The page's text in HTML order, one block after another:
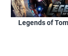
Legends of